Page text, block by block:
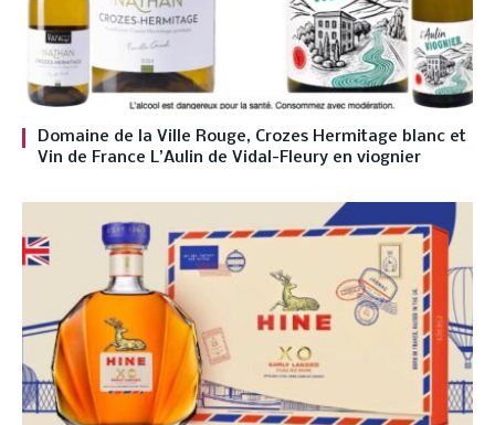
Domaine de la Ville Rouge, Crozes Hermitage blanc et
Vin de France L’Aulin de Vidal-Fleury en viognier